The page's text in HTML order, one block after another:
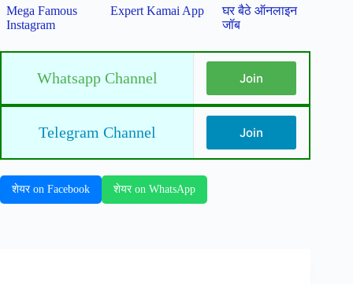
Mega Famous
Instagram
Expert Kamai App
घर बैठे ऑनलाइन
जॉब
Whatsapp Channel Join
Telegram Channel Join
शेयर on Facebook शेयर on WhatsApp